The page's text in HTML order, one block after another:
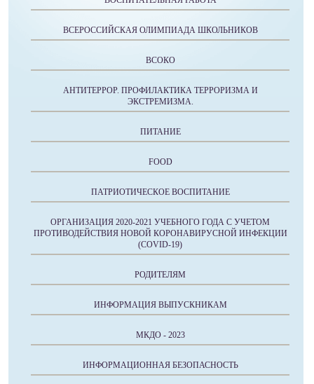
ВСЕРОССИЙСКАЯ ОЛИМПИАДА ШКОЛЬНИКОВ
ВСОКО
АНТИТЕРРОР. ПРОФИЛАКТИКА ТЕРРОРИЗМА И
ЭКСТРЕМИЗМА.
ПИТАНИЕ
FOOD
ПАТРИОТИЧЕСКОЕ ВОСПИТАНИЕ
ОРГАНИЗАЦИЯ 2020-2021 УЧЕБНОГО ГОДА С УЧЕТОМ
ПРОТИВОДЕЙСТВИЯ НОВОЙ КОРОНАВИРУСНОЙ ИНФЕКЦИИ
(COVID-19)
РОДИТЕЛЯМ
ИНФОРМАЦИЯ ВЫПУСКНИКАМ
МКДО - 2023
ИНФОРМАЦИОННАЯ БЕЗОПАСНОСТЬ